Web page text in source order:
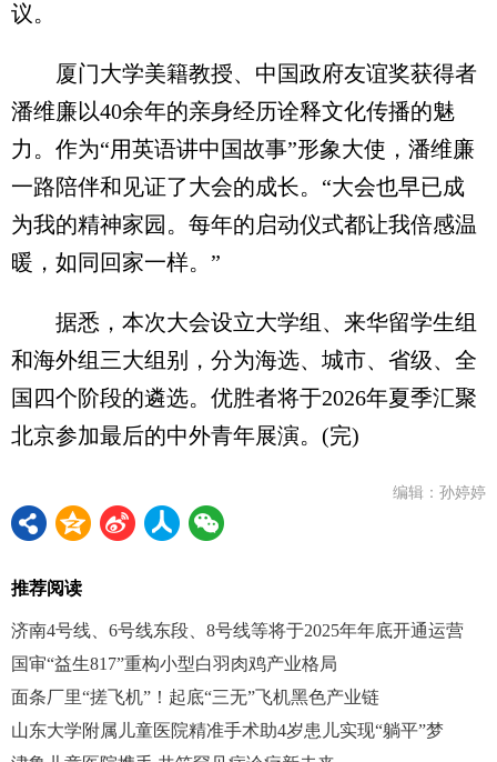
议。
厦门大学美籍教授、中国政府友谊奖获得者
潘维廉以40余年的亲身经历诠释文化传播的魅
力。作为“用英语讲中国故事”形象大使，潘维廉
一路陪伴和见证了大会的成长。“大会也早已成
为我的精神家园。每年的启动仪式都让我倍感温
暖，如同回家一样。”
据悉，本次大会设立大学组、来华留学生组
和海外组三大组别，分为海选、城市、省级、全
国四个阶段的遴选。优胜者将于2026年夏季汇聚
北京参加最后的中外青年展演。(完)
编辑：孙婷婷
推荐阅读
济南4号线、6号线东段、8号线等将于2025年年底开通运营
国审“益生817”重构小型白羽肉鸡产业格局
面条厂里“搓飞机”！起底“三无”飞机黑色产业链
山东大学附属儿童医院精准手术助4岁患儿实现“躺平”梦